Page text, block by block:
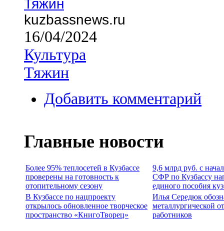
Тяжин
kuzbassnews.ru
16/04/2024
Культура
Тяжин
Добавить комментарий
Главные новости
Более 95% теплосетей в Кузбассе
проверены на готовность к
отопительному сезону
9,6 млрд руб. с
СФР по Кузбассу
единого пособия
В Кузбассе по нацпроекту
открылось обновленное творческое
пространство «КнигоТворец»
Илья Середюк
металлургической
работников